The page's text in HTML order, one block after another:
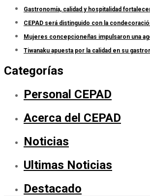
Gastronomía, calidad y hospitalidad
CEPAD será distinguido con la
Mujeres concepcioneñas impulsaron una
Tiwanaku apuesta por la calidad en su
Categorías
Personal CEPAD
Acerca del CEPAD
Noticias
Ultimas Noticias
Destacado